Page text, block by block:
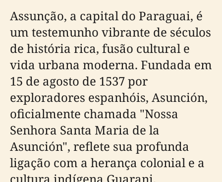
Assunção, a capital do Paraguai, é
um testemunho vibrante de séculos
de história rica, fusão cultural e
vida urbana moderna. Fundada em
15 de agosto de 1537 por
exploradores espanhóis, Asunción,
oficialmente chamada "Nossa
Senhora Santa Maria de la
Asunción", reflete sua profunda
ligação com a herança colonial e a
cultura indígena Guarani.